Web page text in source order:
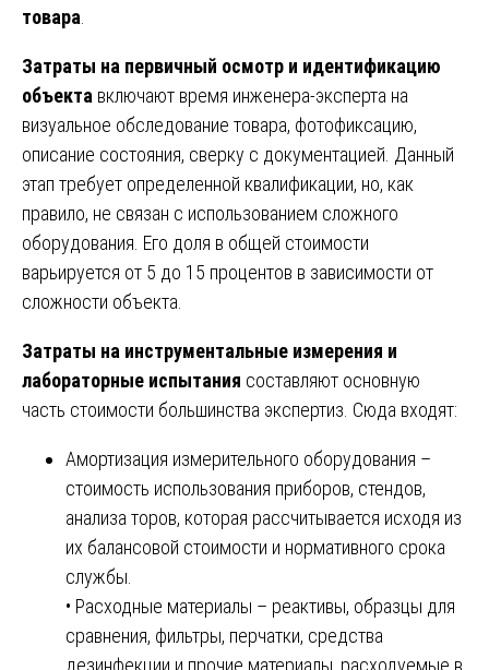
товара
Затраты на первичный осмотр и идентификацию
объекта включают время инженера-эксперта на
визуальное обследование товара, фотофиксацию,
описание состояния, сверку с документацией. Данный
этап требует определенной квалификации, но, как
правило, не связан с использованием сложного
оборудования. Его доля в общей стоимости
варьируется от 5 до 15 процентов в зависимости от
сложности объекта.
Затраты на инструментальные измерения и
лабораторные испытания составляют основную
часть стоимости большинства экспертиз. Сюда входят:
Амортизация измерительного оборудования –
стоимость использования приборов, стендов,
анализа торов, которая рассчитывается исходя из
их балансовой стоимости и нормативного срока
службы.
• Расходные материалы – реактивы, образцы для
сравнения, фильтры, перчатки, средства
дезинфекции и прочие материалы, расходуемые в